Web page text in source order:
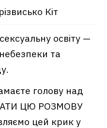
Кіт
освіту —
та
голову над
ЦЮ РОЗМОВУ
цей крик у